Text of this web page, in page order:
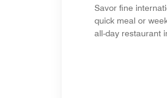
Savor fine
quick meal or
all-day restaurant